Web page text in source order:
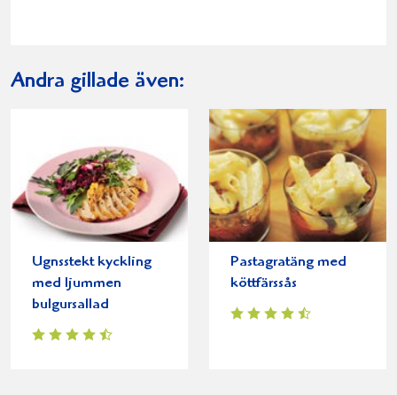
Andra gillade även:
Ugnsstekt kyckling
med ljummen
bulgursallad
Pastagratäng med
köttfärssås